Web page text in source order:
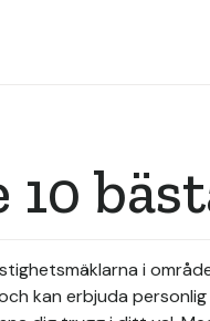
i
kan erbjuda